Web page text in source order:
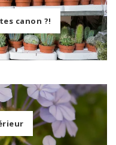
canon ?!